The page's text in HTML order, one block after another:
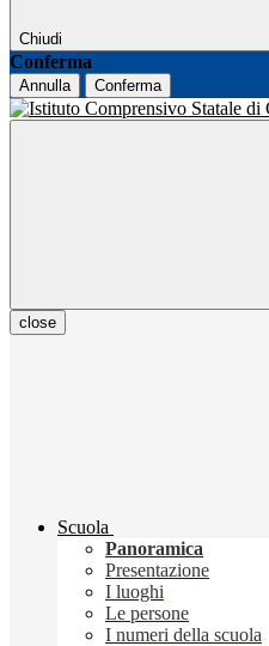
Chiudi
Conferma
Annulla Conferma
close
Scuola
Panoramica
Presentazione
I luoghi
Le persone
I numeri della scuola